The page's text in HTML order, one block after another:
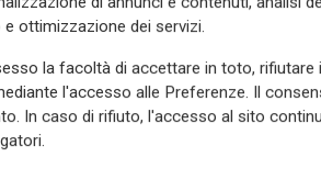
ottimizzazione dei servizi.
la facoltà di accettare in toto, rifiutare
l'accesso alle Preferenze. Il
In caso di rifiuto, l'accesso al sito